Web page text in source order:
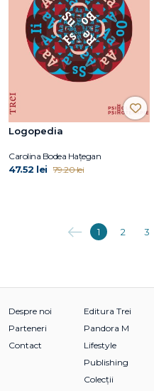
Logopedia
Carolina Bodea Hațegan
47.52 lei 79.20 lei
Anterioara
1 2 3
Despre noi
Parteneri
Contact
Editura Trei
Pandora M
Lifestyle
Publishing
Colecții